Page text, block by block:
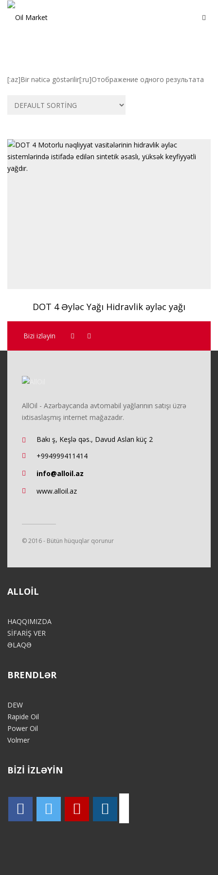
[:az]Bir nəticə göstərilir[:ru]Отображение одного результата
DOT 4 Əyləc Yağı Hidravlik əyləc yağı
Bizi izləyin
AllOil - Azərbaycanda avtomabil yağlarının satışı üzrə
ixtisaslaşmış internet mağazadır.
Bakı ş, Keşlə qəs., Davud Aslan küç 2
+994999411414
info@alloil.az
www.alloil.az
© 2016 - Bütün hüquqlar qorunur
ALLOIL
HAQQIMIZDA
SİFARİŞ VER
ƏLAQƏ
BRENDLƏR
DEW
Rapide Oil
Power Oil
Volmer
BİZİ İZLƏYİN